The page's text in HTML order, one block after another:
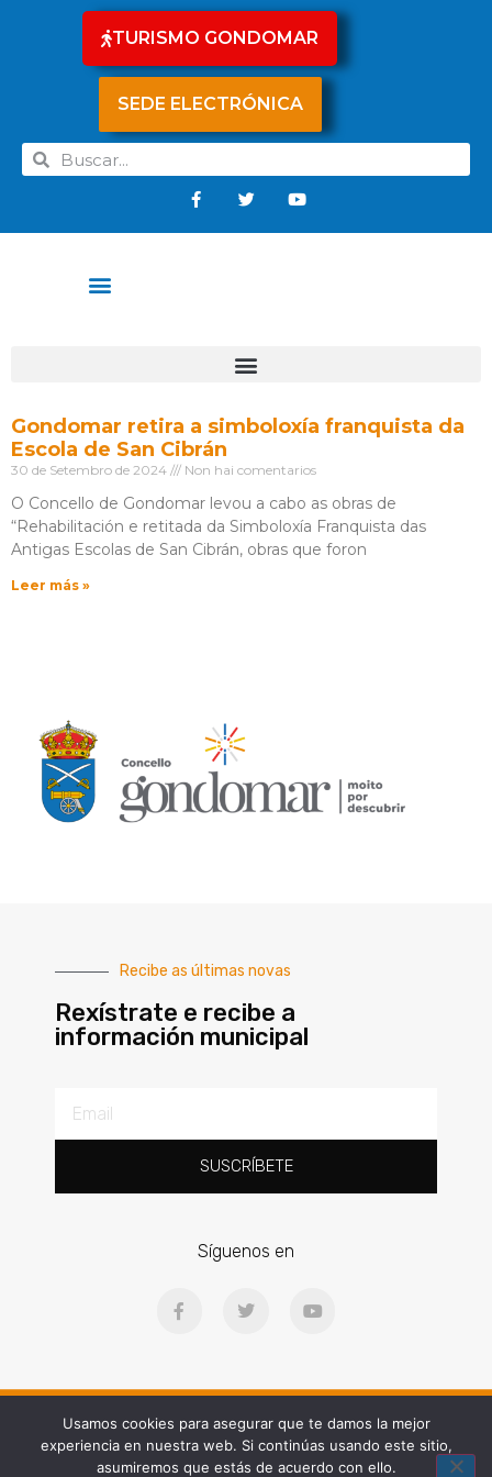
TURISMO GONDOMAR
SEDE ELECTRÓNICA
Gondomar retira a simboloxía franquista da
Escola de San Cibrán
30 de Setembro de 2024 Non hai comentarios
O Concello de Gondomar levou a cabo as obras de
“Rehabilitación e retitada da Simboloxía Franquista das
Antigas Escolas de San Cibrán, obras que foron
Leer más »
Recibe as últimas novas
Rexístrate e recibe a
información municipal
SUSCRÍBETE
Síguenos en
Ⓒ2025 | Concello de Gondomar | Praza Doctor Latino Salgueiro, 1, 36380
Web diseñada por People and Brand
Usamos cookies para asegurar que te damos la mejor
experiencia en nuestra web. Si continúas usando este sitio,
asumiremos que estás de acuerdo con ello.